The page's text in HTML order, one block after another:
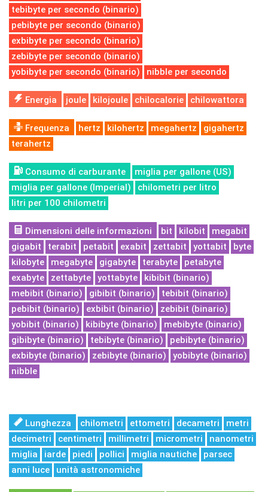
tebibyte per secondo (binario)
pebibyte per secondo (binario)
exbibyte per secondo (binario)
zebibyte per secondo (binario)
yobibyte per secondo (binario)
nibble per secondo
Energia joule kilojoule chilocalorie chilowattora
Frequenza hertz kilohertz megahertz
gigahertz
terahertz
Consumo di carburante
miglia per gallone (US)
miglia per gallone (Imperial)
chilometri per litro
litri per 100 chilometri
Dimensioni delle informazioni bit kilobit
megabit
gigabit
terabit petabit exabit zettabit yottabit
byte
kilobyte
megabyte gigabyte terabyte
petabyte
exabyte
zettabyte yottabyte
kibibit (binario)
mebibit (binario)
gibibit (binario)
tebibit (binario)
pebibit (binario)
exbibit (binario)
zebibit (binario)
yobibit (binario)
kibibyte (binario)
mebibyte (binario)
gibibyte (binario)
tebibyte (binario)
pebibyte (binario)
exbibyte (binario)
zebibyte (binario)
yobibyte (binario)
nibble
Lunghezza chilometri ettometri decametri
metri
decimetri
centimetri millimetri micrometri
nanometri
miglia
iarde piedi pollici miglia nautiche
parsec
anni luce
unità astronomiche